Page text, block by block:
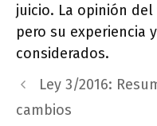
juicio. La opinión
pero su experiencia
considerados.
Ley 3/2016:
cambios